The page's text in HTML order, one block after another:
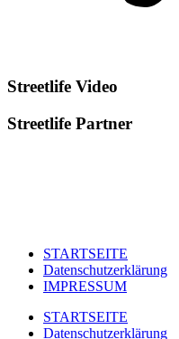
Streetlife Video
Streetlife Partner
STARTSEITE
Datenschutzerklärung
IMPRESSUM
STARTSEITE
Datenschutzerklärung